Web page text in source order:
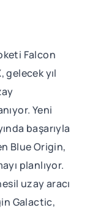
Falcon
gelecek yıl
Yeni
başarıyla
Blue Origin,
planlıyor.
uzay aracı
Galactic,